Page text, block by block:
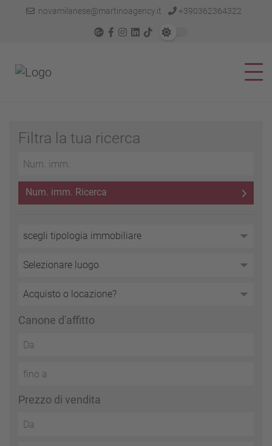
novamilanese@martinoagency.it +390362364322
Filtra la tua ricerca
Num. imm. Ricerca
Canone d'affitto
Prezzo di vendita